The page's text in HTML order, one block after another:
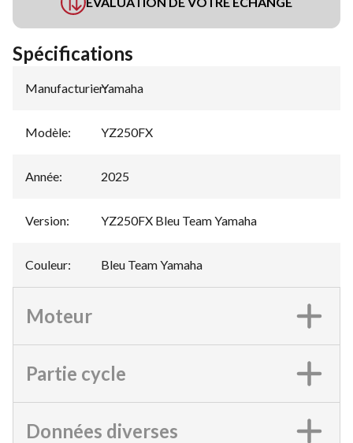
Spécifications
Manufacturier:
Yamaha
Modèle: YZ250FX
Année: 2025
Version: YZ250FX Bleu Team Yamaha
Couleur: Bleu Team Yamaha
Moteur
Partie cycle
Données diverses